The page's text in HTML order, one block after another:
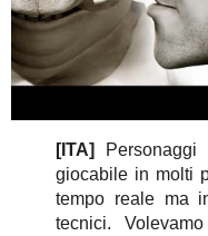
[ITA]
giocabile in molti
tempo reale ma
tecnici.